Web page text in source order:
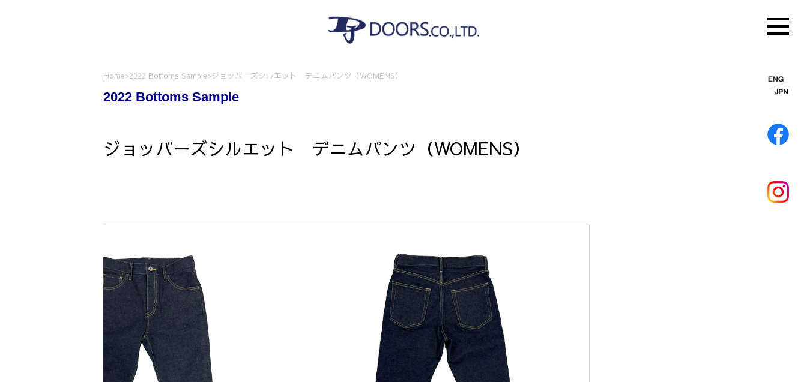
Home>2022 Bottoms Sample>ジョッパーズシルエット デニムパンツ（WOMENS）
2022 Bottoms Sample
ジョッパーズシルエット デニムパンツ（WOMENS）